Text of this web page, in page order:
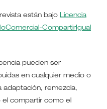
están bajo Licencia
CompartirIgual
pueden ser
en cualquier medio o
adaptación, remezcla,
el compartir como el